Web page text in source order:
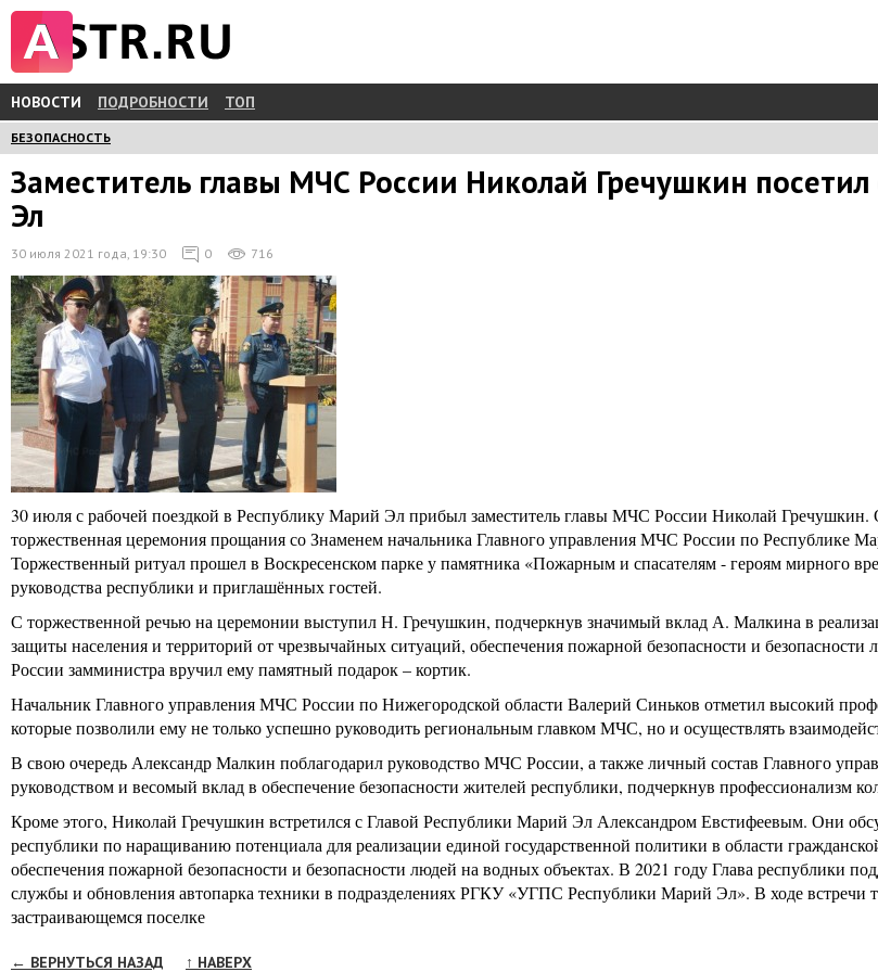
НОВОСТИ ПОДРОБНОСТИ ТОП
БЕЗОПАСНОСТЬ
Заместитель главы МЧС России Николай Гречушкин
Эл
30 июля 2021 года, 19:30 0 716
30 июля с рабочей поездкой в Республику Марий Эл прибыл заместитель главы МЧС России Николай Гречушкин.
торжественная церемония прощания со Знаменем начальника Главного управления МЧС России по Республике
Торжественный ритуал прошел в Воскресенском парке у памятника «Пожарным и спасателям - героям мирного
руководства республики и приглашённых гостей.
С торжественной речью на церемонии выступил Н. Гречушкин, подчеркнув значимый вклад А. Малкина в
защиты населения и территорий от чрезвычайных ситуаций, обеспечения пожарной безопасности и
России замминистра вручил ему памятный подарок – кортик.
Начальник Главного управления МЧС России по Нижегородской области Валерий Синьков отметил высокий
которые позволили ему не только успешно руководить региональным главком МЧС, но и осуществлять
В свою очередь Александр Малкин поблагодарил руководство МЧС России, а также личный состав Главного
руководством и весомый вклад в обеспечение безопасности жителей республики, подчеркнув профессионализм
Кроме этого, Николай Гречушкин встретился с Главой Республики Марий Эл Александром Евстифеевым. Они
республики по наращиванию потенциала для реализации единой государственной политики в области
обеспечения пожарной безопасности и безопасности людей на водных объектах. В 2021 году Глава республики
службы и обновления автопарка техники в подразделениях РГКУ «УГПС Республики Марий Эл». В ходе встречи
застраивающемся поселке
← ВЕРНУТЬСЯ НАЗАД ↑ НАВЕРХ